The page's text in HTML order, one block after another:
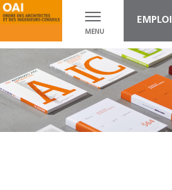
Toggle
navigation
MENU
EMPLOI